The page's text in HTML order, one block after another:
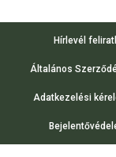
Hírlevél
Általános
Adatkezelési